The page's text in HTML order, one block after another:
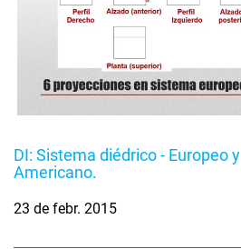
DI: Sistema diédrico - Europeo y
Americano.
23 de febr. 2015